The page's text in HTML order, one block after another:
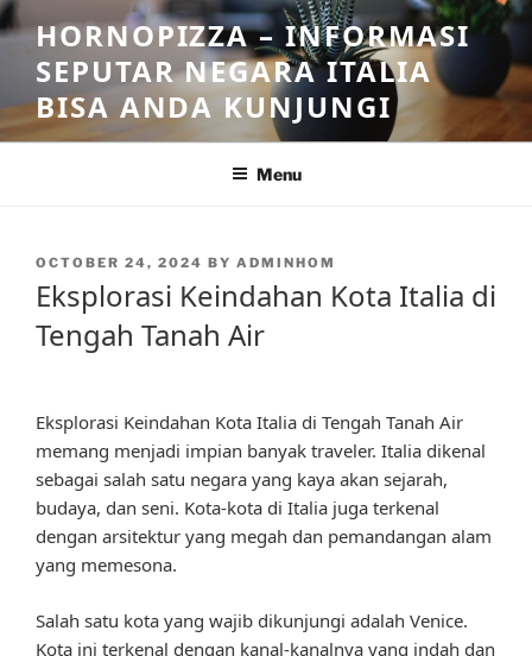
Skip
to
content
HORNOPIZZA – INFORMASI
SEPUTAR NEGARA ITALIA
BISA ANDA KUNJUNGI
Menu
POSTED
ON
OCTOBER 24, 2024 BY ADMINHOM
Eksplorasi Keindahan Kota Italia di
Tengah Tanah Air
Eksplorasi Keindahan Kota Italia di Tengah Tanah Air
memang menjadi impian banyak traveler. Italia dikenal
sebagai salah satu negara yang kaya akan sejarah,
budaya, dan seni. Kota-kota di Italia juga terkenal
dengan arsitektur yang megah dan pemandangan alam
yang memesona.
Salah satu kota yang wajib dikunjungi adalah Venice.
Kota ini terkenal dengan kanal-kanalnya yang indah dan